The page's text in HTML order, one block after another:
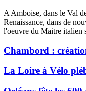
A Amboise, dans le Val
Renaissance, dans de
l'oeuvre du Maitre italien
Chambord :
La Loire à Vélo